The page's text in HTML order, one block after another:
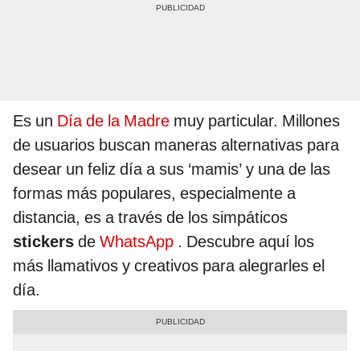
Es un Día de la Madre muy particular. Millones
de usuarios buscan maneras alternativas para
desear un feliz día a sus ‘mamis’ y una de las
formas más populares, especialmente a
distancia, es a través de los simpáticos
stickers de WhatsApp . Descubre aquí los
más llamativos y creativos para alegrarles el
día.